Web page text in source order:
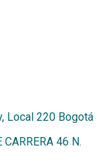
Local 220 Bogotá
46 N.